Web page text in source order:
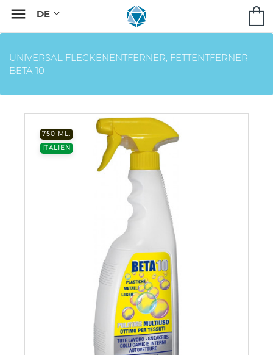

UNIVERSAL FLECKENENTFERNER, FETTENTFERNER
BETA 10
750 ML.
ITALIEN